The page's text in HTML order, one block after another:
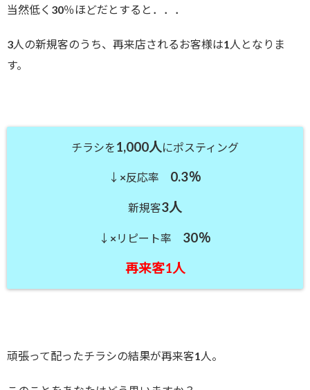
当然低く30％ほどだとすると．．．
3人の新規客のうち、再来店されるお客様は1人となりま
す。
チラシを 1,000人にポスティング
↓×反応率 0.3％
新規客3人
↓×リピート率 30％
再来客1人
頑張って配ったチラシの結果が再来客1人。